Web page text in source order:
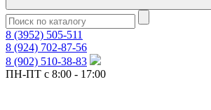
8 (3952) 505-511
8 (924) 702-87-56
8 (902) 510-38-83
ПН-ПТ с 8:00 - 17:00